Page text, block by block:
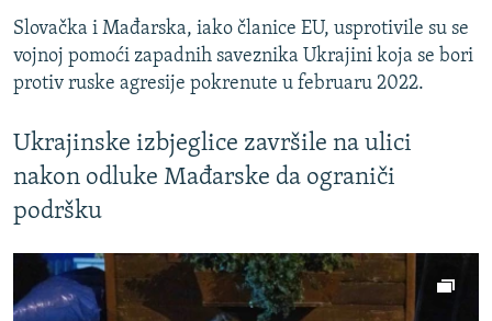
Slovačka i Mađarska, iako članice EU, usprotivile su se
vojnoj pomoći zapadnih saveznika Ukrajini koja se bori
protiv ruske agresije pokrenute u februaru 2022.
Ukrajinske izbjeglice završile na ulici
nakon odluke Mađarske da ograniči
podršku